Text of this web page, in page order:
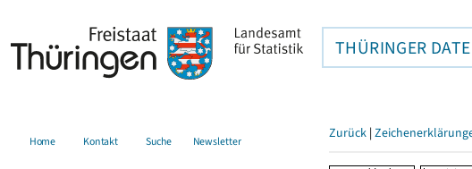
THÜRINGER
Home Kontakt Suche Newsletter Zurück |